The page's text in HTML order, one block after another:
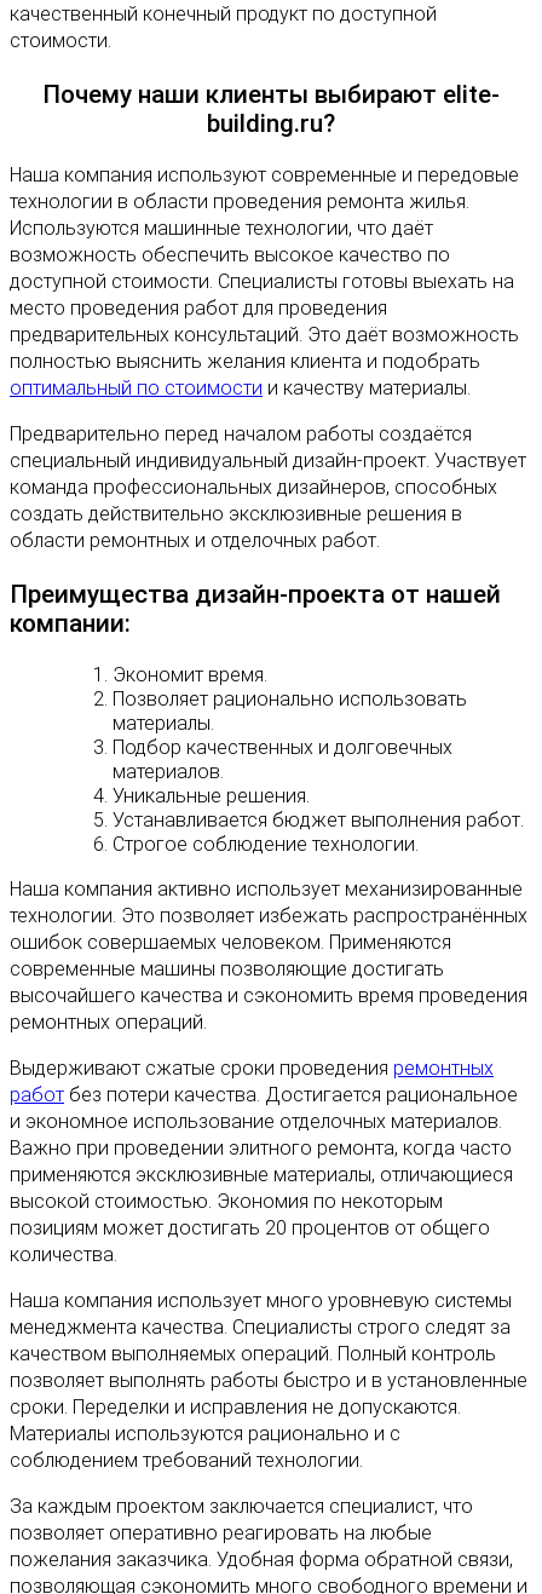
качественный конечный продукт по доступной
стоимости.
Почему наши клиенты выбирают elite-
building.ru?
Наша компания используют современные и передовые
технологии в области проведения ремонта жилья.
Используются машинные технологии, что даёт
возможность обеспечить высокое качество по
доступной стоимости. Специалисты готовы выехать на
место проведения работ для проведения
предварительных консультаций. Это даёт возможность
полностью выяснить желания клиента и подобрать
оптимальный по стоимости и качеству материалы.
Предварительно перед началом работы создаётся
специальный индивидуальный дизайн-проект. Участвует
команда профессиональных дизайнеров, способных
создать действительно эксклюзивные решения в
области ремонтных и отделочных работ.
Преимущества дизайн-проекта от нашей
компании:
Экономит время.
Позволяет рационально использовать
материалы.
Подбор качественных и долговечных
материалов.
Уникальные решения.
Устанавливается бюджет выполнения работ.
Строгое соблюдение технологии.
Наша компания активно использует механизированные
технологии. Это позволяет избежать распространённых
ошибок совершаемых человеком. Применяются
современные машины позволяющие достигать
высочайшего качества и сэкономить время проведения
ремонтных операций.
Выдерживают сжатые сроки проведения ремонтных
работ без потери качества. Достигается рациональное
и экономное использование отделочных материалов.
Важно при проведении элитного ремонта, когда часто
применяются эксклюзивные материалы, отличающиеся
высокой стоимостью. Экономия по некоторым
позициям может достигать 20 процентов от общего
количества.
Наша компания использует много уровневую системы
менеджмента качества. Специалисты строго следят за
качеством выполняемых операций. Полный контроль
позволяет выполнять работы быстро и в установленные
сроки. Переделки и исправления не допускаются.
Материалы используются рационально и с
соблюдением требований технологии.
За каждым проектом заключается специалист, что
позволяет оперативно реагировать на любые
пожелания заказчика. Удобная форма обратной связи,
позволяющая сэкономить много свободного времени и